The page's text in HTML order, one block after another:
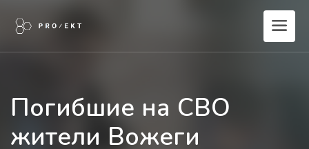
Погибшие на СВО
жители Вожеги